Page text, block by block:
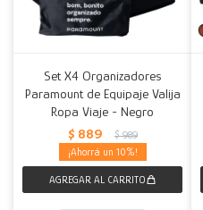
Set X4 Organizadores
Paramount de Equipaje Valija
Ropa Viaje - Negro
$ 889 $ 989
10